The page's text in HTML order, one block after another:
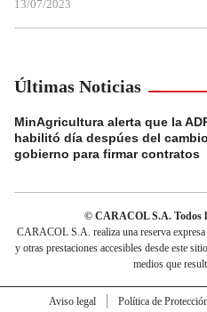
13/07/2023
Últimas Noticias
MinAgricultura alerta que la
habilitó día despúes del
gobierno para firmar contratos
© CARACOL S.A. Todos
CARACOL S.A. realiza una reserva
y otras prestaciones accesibles desde este
medios que
Aviso legal Política de